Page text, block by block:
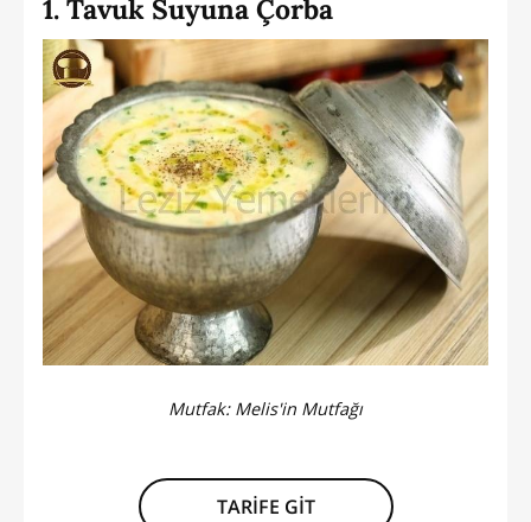
1. Tavuk Suyuna Çorba
Mutfak: Melis'in Mutfağı
TARİFE GİT